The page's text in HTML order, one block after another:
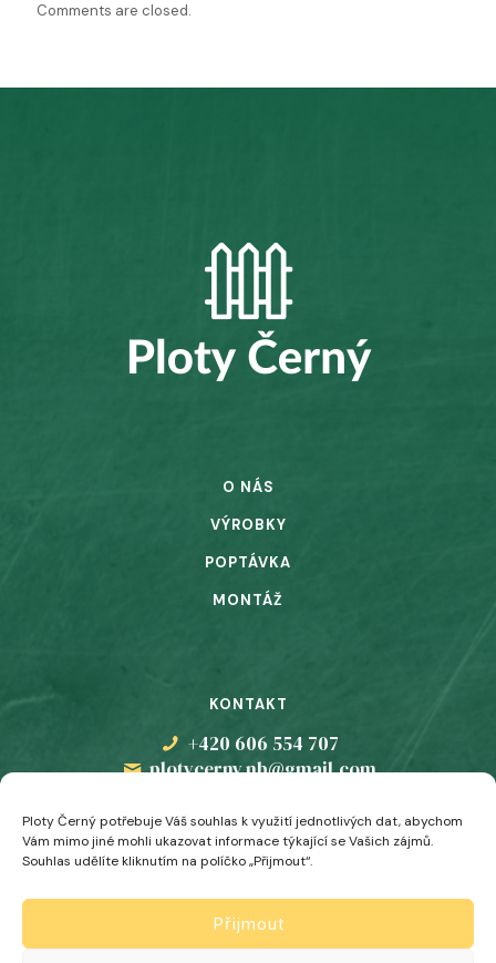
Ploty Černý potřebuje Vášsouhlas k využití jednotlivých dat, abychom
Vám mimo jiné mohli ukazovat informace týkající se Vašich zájmů.
Souhlas udělíte kliknutím na políčko „Přijmout“.
Přijmout
Comments are closed.
O NÁS
VÝROBKY
POPTÁVKA
MONTÁŽ
KONTAKT
+420 606 554 707
plotycerny.nb@gmail.com